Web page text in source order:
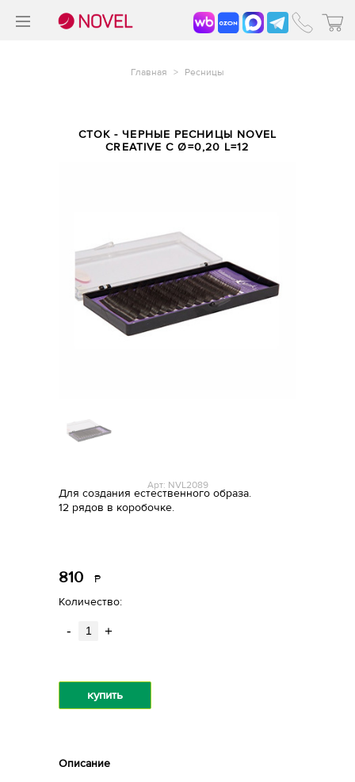
Главная > Ресницы
СТОК - ЧЕРНЫЕ РЕСНИЦЫ NOVEL
CREATIVE С Ø=0,20 L=12
Арт: NVL2089
Для создания естественного образа.
12 рядов в коробочке.
810 Р
Количество:
- +
купить
Описание